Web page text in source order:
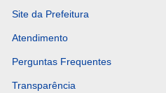
Site da Prefeitura
Atendimento
Perguntas Frequentes
Transparência